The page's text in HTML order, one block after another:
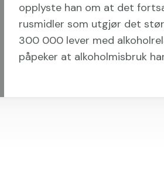
opplyste han om at det
rusmidler som utgjør det
300 000 lever med
påpeker at alkoholmisbruk